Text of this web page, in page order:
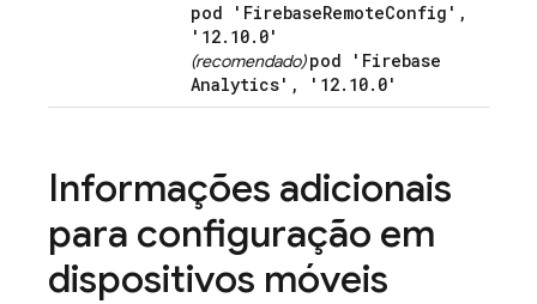
pod 'FirebaseRemoteConfig' ,
'12. 10. 0'
(recomendado) pod 'Firebase
Analytics' , '12. 10. 0'
Informações adicionais
para configuração em
dispositivos móveis